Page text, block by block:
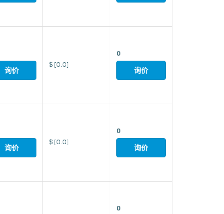
询价
$ [0.0]
0
询价
询价
$ [0.0]
0
询价
0